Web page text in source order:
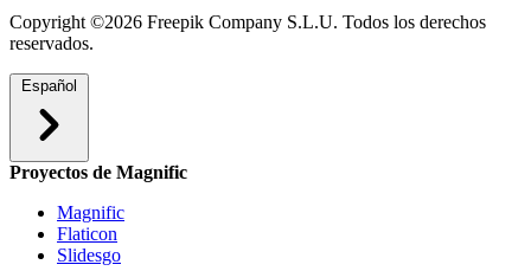
Copyright ©2026 Freepik Company S.L.U. Todos los derechos
reservados.
Español
Proyectos de Magnific
Magnific
Flaticon
Slidesgo